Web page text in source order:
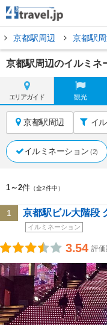
京都駅周辺 京都駅
京都駅周辺のイルミネ
エリアガイド 観光
京都駅周辺 イ
イルミネーション (2)
1～2件 （全2件中）
1 京都駅ビル大階段
イルミネーション
3.54 評価